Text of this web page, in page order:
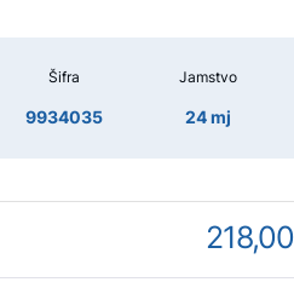
Šifra
9934035
Jamstvo
24 mj